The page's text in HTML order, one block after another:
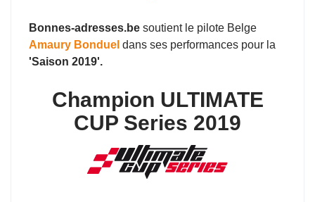
Bonnes-adresses.be soutient le pilote Belge
Amaury Bonduel dans ses performances pour la
'Saison 2019'.
Champion ULTIMATE
CUP Series 2019